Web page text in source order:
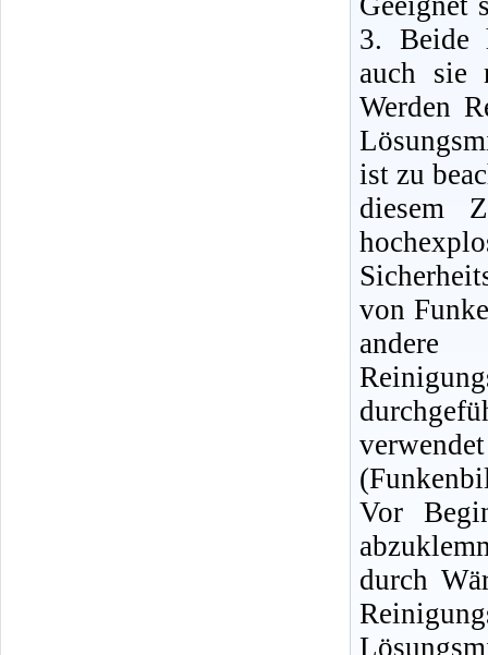
3. Beide
auch sie
Werden
ist zu
diesem
von
Vor
durch